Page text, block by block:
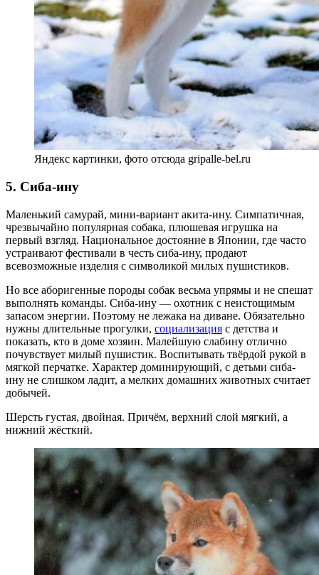
Яндекс картинки, фото отсюда gripalle-bel.ru
5. Сиба-ину
Маленький самурай, мини-вариант акита-ину. Симпатичная,
чрезвычайно популярная собака, плюшевая игрушка на
первый взгляд. Национальное достояние в Японии, где часто
устраивают фестивали в честь сиба-ину, продают
всевозможные изделия с символикой милых пушистиков.
Но все аборигенные породы собак весьма упрямы и не спешат
выполнять команды. Сиба-ину — охотник с неистощимым
запасом энергии. Поэтому не лежака на диване. Обязательно
нужны длительные прогулки, социализация с детства и
показать, кто в доме хозяин. Малейшую слабину отлично
почувствует милый пушистик. Воспитывать твёрдой рукой в
мягкой перчатке. Характер доминирующий, с детьми сиба-
ину не слишком ладит, а мелких домашних животных считает
добычей.
Шерсть густая, двойная. Причём, верхний слой мягкий, а
нижний жёсткий.